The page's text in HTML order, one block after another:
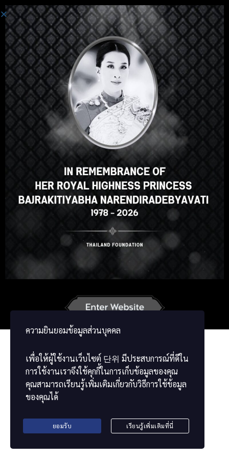
로그인
안녕하세요, 훌륭한 강의죠, 맞
나요? 이 강의가 마음에 드시나
요?
강의 등록
ความยินยอมข้อมูลส่วนบุคคล
เพื่อให้ผู้ใช้งานเว็บไซต์ 단위 มีประสบการณ์ที่ดีใน
การใช้งานเราจึงใช้คุกกี้ในการเก็บข้อมูลของคุณ
คุณสามารถเรียนรู้เพิ่มเติมเกี่ยวกับวิธีการใช้ข้อมูล
ของคุณได้
ยอมรับ เรียนรู้เพิ่มเติมที่นี่
Select your language
English ภาษาไทย
Japanese German
Chinese
ខ្មែរ